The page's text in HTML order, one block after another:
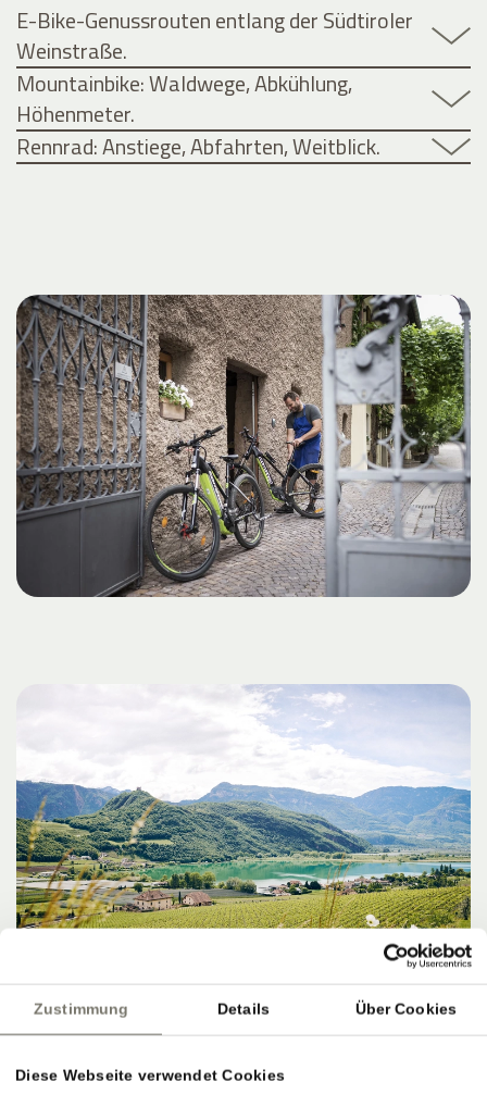
Zustimmung Details Über Cookies
Diese Webseite verwendet Cookies
E-Bike-Genussrouten entlang der Südtiroler
Weinstraße.
Mountainbike: Waldwege, Abkühlung,
Höhenmeter.
Rennrad: Anstiege, Abfahrten, Weitblick.